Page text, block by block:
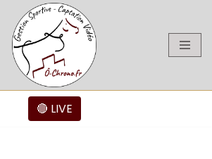
🔴 LIVE